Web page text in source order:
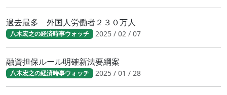
過去最多 外国人労働者２３０万人
八木宏之の経済時事ウォッチ 2025 / 02 / 07
融資担保ルール明確新法要綱案
八木宏之の経済時事ウォッチ 2025 / 01 / 28